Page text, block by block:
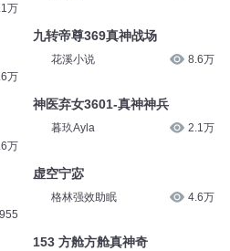
万
万
万
九转帝尊369真神战场
花溪小说 8.6万
神医弃女3601-真神神兵
暮玖Ayla 2.1万
虚空宁宓
格林强效助眠 4.6万
153 方舱方舱真神奇